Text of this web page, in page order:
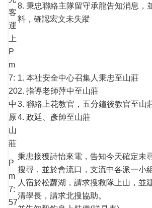
客
運
上
8. 秉忠聯絡主隊留守承龍告知消息，
料，確認宏文未失蹤
P
m
7:
20
中
原
山
莊
1. 本社安全中心召集人秉忠至山莊
2. 指導老師萍中至山莊
3. 聯絡上花教官，五分鐘後教官至山
4. 政廷、彥帥至山莊
P
m
7:
57
秉忠接獲詩怡來電，告知今天確定未
搜尋，並於會流口，支流中各派一小
人宿於松蘿湖，請求搜救隊上山，並
清學長，請求北搜協助。